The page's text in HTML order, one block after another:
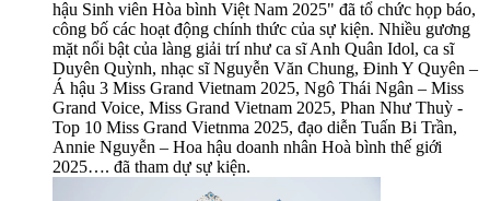
hậu Sinh viên Hòa bình Việt Nam 2025" đã tổ chức họp báo,
công bố các hoạt động chính thức của sự kiện. Nhiều gương
mặt nổi bật của làng giải trí như ca sĩ Anh Quân Idol, ca sĩ
Duyên Quỳnh, nhạc sĩ Nguyễn Văn Chung, Đinh Y Quyên –
Á hậu 3 Miss Grand Vietnam 2025, Ngô Thái Ngân – Miss
Grand Voice, Miss Grand Vietnam 2025, Phan Như Thuỳ -
Top 10 Miss Grand Vietnma 2025, đạo diễn Tuấn Bi Trần,
Annie Nguyễn – Hoa hậu doanh nhân Hoà bình thế giới
2025…. đã tham dự sự kiện.